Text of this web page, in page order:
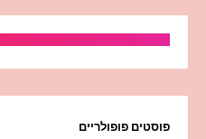
פוסטים פופולריים